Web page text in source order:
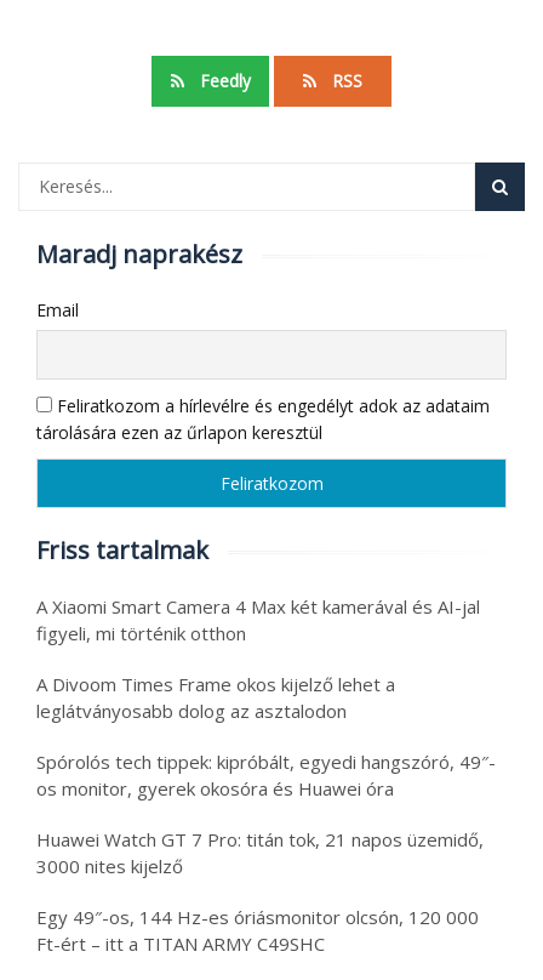
Feedly RSS
Maradj naprakész
Email
Feliratkozom a hírlevélre és engedélyt adok az adataim
tárolására ezen az űrlapon keresztül
Friss tartalmak
A Xiaomi Smart Camera 4 Max két kamerával és AI-jal
figyeli, mi történik otthon
A Divoom Times Frame okos kijelző lehet a
leglátványosabb dolog az asztalodon
Spórolós tech tippek: kipróbált, egyedi hangszóró, 49″-
os monitor, gyerek okosóra és Huawei óra
Huawei Watch GT 7 Pro: titán tok, 21 napos üzemidő,
3000 nites kijelző
Egy 49″-os, 144 Hz-es óriásmonitor olcsón, 120 000
Ft-ért – itt a TITAN ARMY C49SHC